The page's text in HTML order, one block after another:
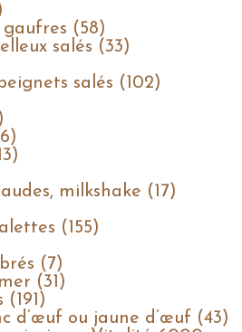
gaufres (58)
salés (33)
salés (102)
milkshake (17)
(155)
(7)
(31)
d’œuf ou jaune d’œuf (43)